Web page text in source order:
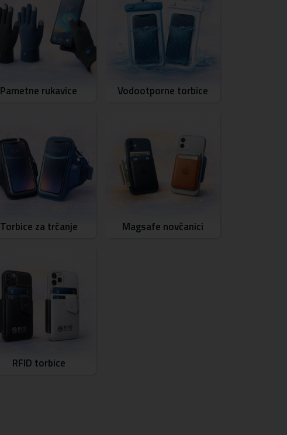
Pametne rukavice Vodootporne torbice
Torbice za trčanje Magsafe novčanici
RFID torbice